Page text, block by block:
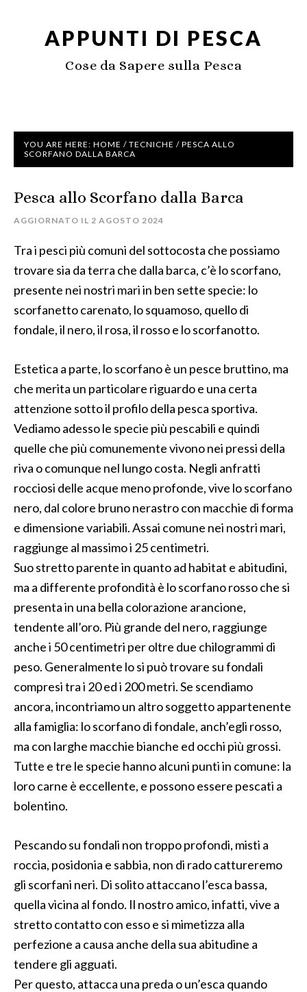
APPUNTI DI PESCA
Cose da Sapere sulla Pesca
YOU ARE HERE: HOME / TECNICHE / PESCA ALLO
SCORFANO DALLA BARCA
Pesca allo Scorfano dalla Barca
AGGIORNATO IL 2 AGOSTO 2024
Tra i pesci più comuni del sottocosta che possiamo
trovare sia da terra che dalla barca, c’è lo scorfano,
presente nei nostri mari in ben sette specie: lo
scorfanetto carenato, lo squamoso, quello di
fondale, il nero, il rosa, il rosso e lo scorfanotto.
Estetica a parte, lo scorfano è un pesce bruttino, ma
che merita un particolare riguardo e una certa
attenzione sotto il profilo della pesca sportiva.
Vediamo adesso le specie più pescabili e quindi
quelle che più comunemente vivono nei pressi della
riva o comunque nel lungo costa. Negli anfratti
rocciosi delle acque meno profonde, vive lo scorfano
nero, dal colore bruno nerastro con macchie di forma
e dimensione variabili. Assai comune nei nostri mari,
raggiunge al massimo i 25 centimetri.
Suo stretto parente in quanto ad habitat e abitudini,
ma a differente profondità è lo scorfano rosso che si
presenta in una bella colorazione arancione,
tendente all’oro. Più grande del nero, raggiunge
anche i 50 centimetri per oltre due chilogrammi di
peso. Generalmente lo si può trovare su fondali
compresi tra i 20 ed i 200 metri. Se scendiamo
ancora, incontriamo un altro soggetto appartenente
alla famiglia: lo scorfano di fondale, anch’egli rosso,
ma con larghe macchie bianche ed occhi più grossi.
Tutte e tre le specie hanno alcuni punti in comune: la
loro carne è eccellente, e possono essere pescati a
bolentino.
Pescando su fondali non troppo profondi, misti a
roccia, posidonia e sabbia, non di rado cattureremo
gli scorfani neri. Di solito attaccano l’esca bassa,
quella vicina al fondo. Il nostro amico, infatti, vive a
stretto contatto con esso e si mimetizza alla
perfezione a causa anche della sua abitudine a
tendere gli agguati.
Per questo, attacca una preda o un’esca quando